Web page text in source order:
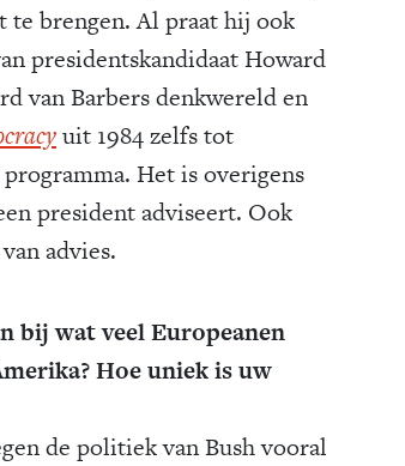
te brengen. Al praat hij ook
presidentskandidaat Howard
van Barbers denkwereld en
uit 1984 zelfs tot
Het is overigens
president adviseert. Ook
advies.
bij wat veel Europeanen
Hoe uniek is uw
de politiek van Bush vooral